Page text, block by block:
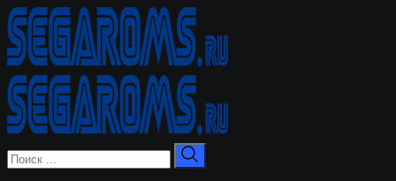
Перейти
к
контенту